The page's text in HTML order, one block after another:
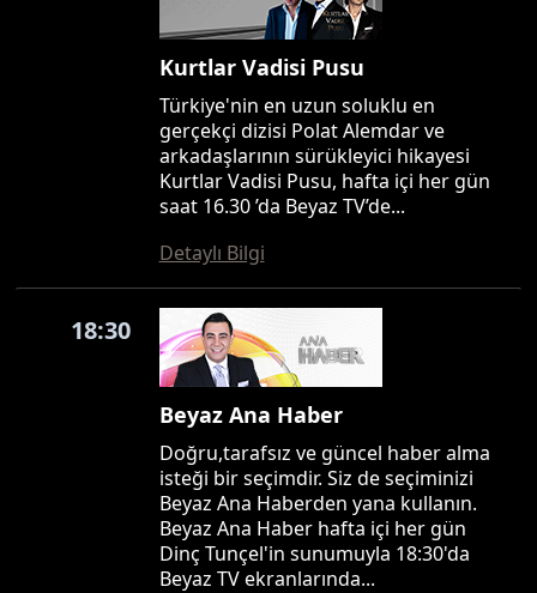
Kurtlar Vadisi Pusu
Türkiye'nin en uzun soluklu en
gerçekçi dizisi Polat Alemdar ve
arkadaşlarının sürükleyici hikayesi
Kurtlar Vadisi Pusu, hafta içi her gün
saat 16.30 ’da Beyaz TV’de...
Detaylı Bilgi
18:30
Beyaz Ana Haber
Doğru,tarafsız ve güncel haber alma
isteği bir seçimdir. Siz de seçiminizi
Beyaz Ana Haberden yana kullanın.
Beyaz Ana Haber hafta içi her gün
Dinç Tunçel'in sunumuyla 18:30'da
Beyaz TV ekranlarında...